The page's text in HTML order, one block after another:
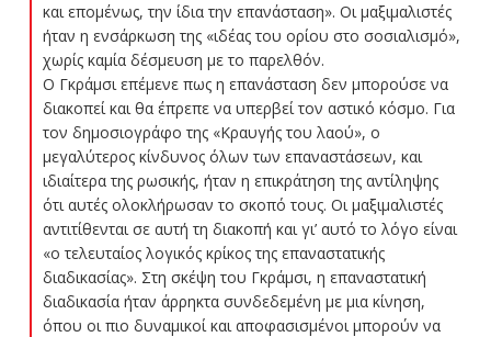
και επομένως, την ίδια την επανάσταση». Οι μαξιμαλιστές
ήταν η ενσάρκωση της «ιδέας του ορίου στο σοσιαλισμό»,
χωρίς καμία δέσμευση με το παρελθόν.
Ο Γκράμσι επέμενε πως η επανάσταση δεν μπορούσε να
διακοπεί και θα έπρεπε να υπερβεί τον αστικό κόσμο. Για
τον δημοσιογράφο της «Κραυγής του λαού», ο
μεγαλύτερος κίνδυνος όλων των επαναστάσεων, και
ιδιαίτερα της ρωσικής, ήταν η επικράτηση της αντίληψης
ότι αυτές ολοκλήρωσαν το σκοπό τους. Οι μαξιμαλιστές
αντιτίθενται σε αυτή τη διακοπή και γι’ αυτό το λόγο είναι
«ο τελευταίος λογικός κρίκος της επαναστατικής
διαδικασίας». Στη σκέψη του Γκράμσι, η επαναστατική
διαδικασία ήταν άρρηκτα συνδεδεμένη με μια κίνηση,
όπου οι πιο δυναμικοί και αποφασισμένοι μπορούν να